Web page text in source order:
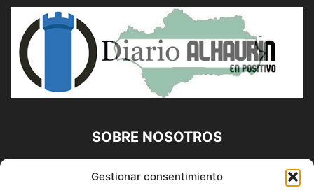
Gestionar consentimiento
SOBRE NOSOTROS
Diario Alhaurín (www.alhaurindelatorre.com) Propiedad de
Francisco E. López López | 639 95 71 95 | Noticias de